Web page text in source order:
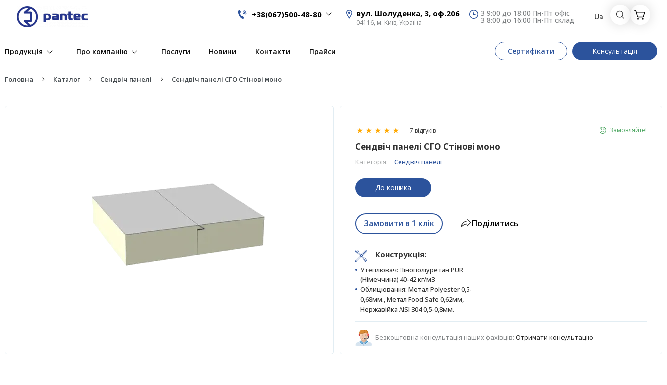
+38(067)500-48-80 вул. Шолуденка, 3, оф.206
04116, м. Київ, Україна
З 9:00 до 18:00 Пн-Пт офіс
З 8:00 до 16:00 Пн-Пт склад Ua
Продукція Про компанію Послуги Новини Контакти Прайси Сертифікати Консультація
Головна Каталог Сендвіч панелі Сендвіч панелі СГО Стінові моно
★ ★ ★ ★ ★ 7 відгуків Замовляйте!
Сендвіч панелі СГО Стінові моно
Категорія: Сендвіч панелі
До кошика
Замовити в 1 клік Поділитись
Конструкція:
Утеплювач: Пінополіуретан PUR
(Німеччина) 40-42 кг/м3
Облицювання: Метал Polyester 0,5-
0,68мм., Метал Food Safe 0,62мм,
Нержавійка AISI 304 0,5-0,8мм.
Безкоштовна консультація наших фахівців:Отримати консультацію